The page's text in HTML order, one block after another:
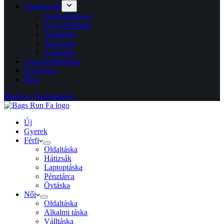
Kiegészítők
Bevásárlókocsi
Bevásárlótáska
Táskadísz
Neszeszer
Karkötők
Viszonteladóknak
Kapcsolat
Blog
Belépés / Regisztráció
Új
Gyerek
Férfi
Oldaltáska
Hátizsák
Laptoptáska
Pénztárca
Övtáska
Női
Oldaltáska
Alkalmi táska
Válltáska